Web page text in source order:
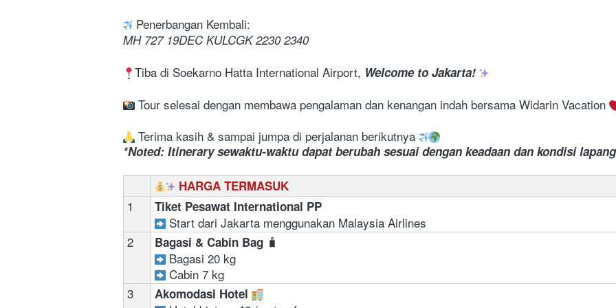
Penerbangan Kembali:
MH 727 19DEC KULCGK 2230 2340
Tiba di Soekarno Hatta International Airport, Welcome to Jakarta!
Tour selesai dengan membawa pengalaman dan kenangan indah bersama Widarin Vacation
Terima kasih & sampai jumpa di perjalanan berikutnya
*Noted: Itinerary sewaktu-waktu dapat berubah sesuai dengan keadaan dan kondisi
HARGA TERMASUK
1 Tiket Pesawat International PP
Start dari Jakarta menggunakan Malaysia Airlines
2
Bagasi & Cabin Bag 🧳
Bagasi 20 kg
Cabin 7 kg
3
Akomodasi Hotel